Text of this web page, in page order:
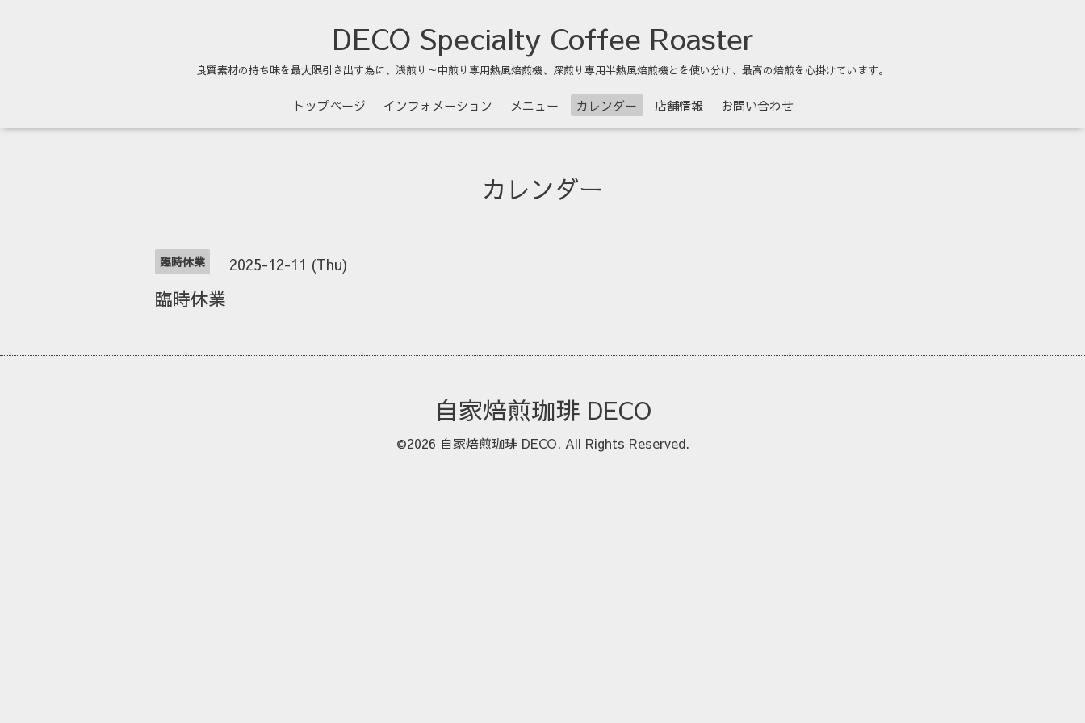
DECO Specialty Coffee Roaster
良質素材の持ち味を最大限引き出す為に、浅煎り～中煎り専用熱風焙煎機、深煎り専用半熱風焙煎機とを使い分け、最高の焙煎を心掛けています。
トップページ インフォメーション メニュー カレンダー 店舗情報 お問い合わせ
カレンダー
臨時休業 2025-12-11 (Thu)
臨時休業
自家焙煎珈琲 DECO
©2026 自家焙煎珈琲 DECO. All Rights Reserved.